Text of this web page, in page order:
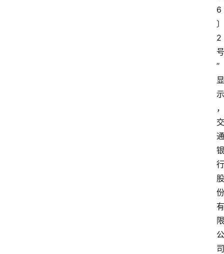
6
〕
2
号
”
显
示
，
交
通
银
行
股
份
有
限
公
司